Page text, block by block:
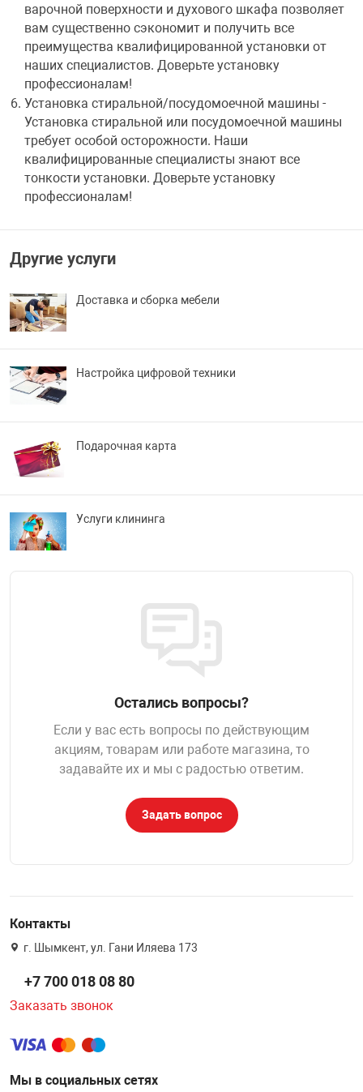
варочной поверхности и духового шкафа позволяет
вам существенно сэкономит и получить все
преимущества квалифицированной установки от
наших специалистов. Доверьте установку
профессионалам!
Установка стиральной/посудомоечной машины -
Установка стиральной или посудомоечной машины
требует особой осторожности. Наши
квалифицированные специалисты знают все
тонкости установки. Доверьте установку
профессионалам!
Другие услуги
Доставка и сборка мебели
Настройка цифровой техники
Подарочная карта
Услуги клининга
Остались вопросы?
Если у вас есть вопросы по действующим
акциям, товарам или работе магазина, то
задавайте их и мы с радостью ответим.
Задать вопрос
Контакты
г. Шымкент, ул. Гани Иляева 173
+7 700 018 08 80
Заказать звонок
Мы в социальных сетях